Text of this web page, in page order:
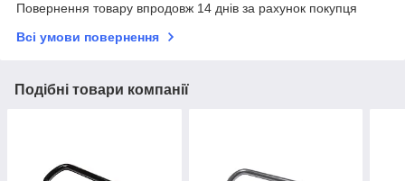
Повернення товару впродовж 14 днів за рахунок покупця
Всі умови повернення
Подібні товари компанії